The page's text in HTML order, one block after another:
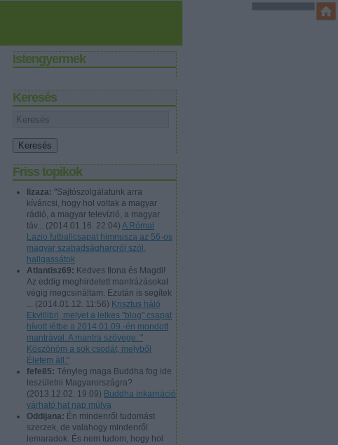
Istengyermek
Keresés
Friss topikok
lizaza: "Sajtószolgálatunk arra
kíváncsi, hogy hol voltak a magyar
rádió, a magyar televízió, a magyar
táv... (2014.01.16. 22:04) A Római
Lazio futballcsapat himnusza az 56-os
magyar szabadságharcról szól,
hallgassátok
Atlantisz69: Kedves Ilona és Magdi!
Az eddig meghirdetett mantrázásokat
végig megcsináltam. Ezután is segítek
... (2014.01.12. 11:56) Krisztus háló
Ekvillibri, melyet a lelkes "blog" csapat
hívott létbe a 2014.01.09.-én mondott
mantrával. A mantra szövege: "
Köszönöm a sok csodát, melyből
Életem áll."
fefe85: Tényleg maga Buddha fog ide
leszületni Magyarországra?
(2013.12.02. 19:09) Buddha inkarnáció
várható hat nap múlva
Oddijana: Én mindenről tudomást
szerzek, de valahogy mindenről
lemaradok. És nem tudom, hogy hol